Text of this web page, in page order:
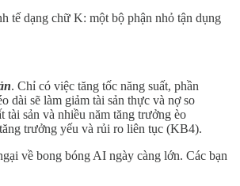
tế dạng chữ K: một bộ phận nhỏ tận dụng
. Chỉ có việc tăng tốc năng suất, phần
dài sẽ làm giảm tài sản thực và nợ so
sản và nhiều năm tăng trưởng èo
trưởng yếu và rủi ro liên tục (KB4).
về bong bóng AI ngày càng lớn. Các bạn